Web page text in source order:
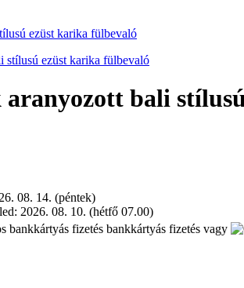
ezüst karika fülbevaló
aranyozott bali
08. 14. (péntek)
2026. 08. 10. (hétfő 07.00)
bankkártyás fizetés vagy